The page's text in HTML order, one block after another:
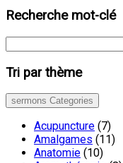
Recherche mot-clé
Tri par thème
sermons Categories
Acupuncture (7)
Amalgames (11)
Anatomie (10)